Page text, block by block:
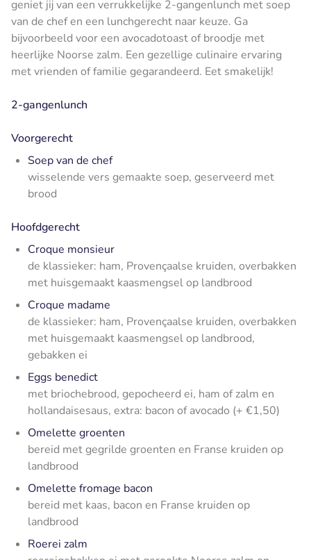
geniet jij van een verrukkelijke 2-gangenlunch met soep
van de chef en een lunchgerecht naar keuze. Ga
bijvoorbeeld voor een avocadotoast of broodje met
heerlijke Noorse zalm. Een gezellige culinaire ervaring
met vrienden of familie gegarandeerd. Eet smakelijk!
2-gangenlunch
Voorgerecht
Soep van de chef
wisselende vers gemaakte soep, geserveerd met
brood
Hoofdgerecht
Croque monsieur
de klassieker: ham, Provençaalse kruiden, overbakken
met huisgemaakt kaasmengsel op landbrood
Croque madame
de klassieker: ham, Provençaalse kruiden, overbakken
met huisgemaakt kaasmengsel op landbrood,
gebakken ei
Eggs benedict
met briochebrood, gepocheerd ei, ham of zalm en
hollandaisesaus, extra: bacon of avocado (+ €1,50)
Omelette groenten
bereid met gegrilde groenten en Franse kruiden op
landbrood
Omelette fromage bacon
bereid met kaas, bacon en Franse kruiden op
landbrood
Roerei zalm